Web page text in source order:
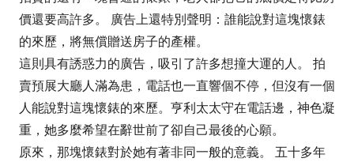
價還要高許多。 廣告上還特別聲明：誰能說對這塊懷錶
的來歷，將無償贈送房子的產權。
這則具有誘惑力的廣告，吸引了許多想撞大運的人。 拍
賣預展大廳人滿為患，電話也一直響個不停，但沒有一個
人能說對這塊懷錶的來歷。亨利太太守在電話邊，神色凝
重，她多麼希望在辭世前了卻自己最後的心願。
原來，那塊懷錶對於她有著非同一般的意義。 五十多年